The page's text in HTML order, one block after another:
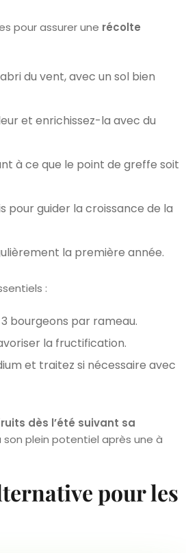
pour assurer une récolte
du vent, avec un sol bien
et enrichissez-la avec du
à ce que le point de greffe soit
pour guider la croissance de la
la première année.
:
bourgeons par rameau.
la fructification.
et traitez si nécessaire avec
dès l’été suivant sa
son plein potentiel après une à
pour les